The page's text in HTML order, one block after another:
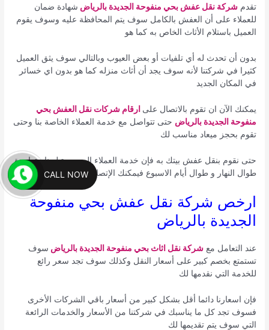
تقدمشركة نقل عفش بحي منفوحة الجديدة بالرياض شهادة ضمان
للعملاء على أن العفش بالكامل سوف يتم المحافظة عليه وسوف يقوم
العميل باستلام الأثاث الخاص به كما هو
بدون أن تحدث له أي تلفيات أو بعض العيوب وبالتالي سوف يثق العميل
كثيرا في شركتنا لأنه سوف يجد أن أثاث منزله كما هو بدون اي خسائر
في المكان الجديد
يمكنك الآن ان تقوم بالاتصال على ارقام شركات نقل العفش بحي
منفوحة الجديدة بالرياض حتى تتواصل مع خدمة العملاء الخاصة بنا وحتى
تقوم بحجز ميعاد مناسب لك
حتى نقوم بنقل عفش بيتك به فإن خدمة العملاء الموجودة لدينا متواجدة
طوال النهار و طوال أيام الاسبوع فيمكنك الإتصال علينا في أي وقت
ارخص شركة نقل عفش بحي منفوحة
الجديدة بالرياض
عند التعامل معشركة نقل اثاث بحي منفوحة الجديدة بالرياض سوف
تستمتع بخصم كبير على أسعار النقل وكذلك سوف تجد سعر رائع
للخدمة التي نقدمها لك
فإن اسعارنا دائما أقل بشكل كبير من أسعار باقي الشركات الأخرى
فسوف تجد كل ما يناسبك في شركتنا من الأسعار والخدمات الرائعة
التي سوف يتم تقديمها لك
CALL NOW